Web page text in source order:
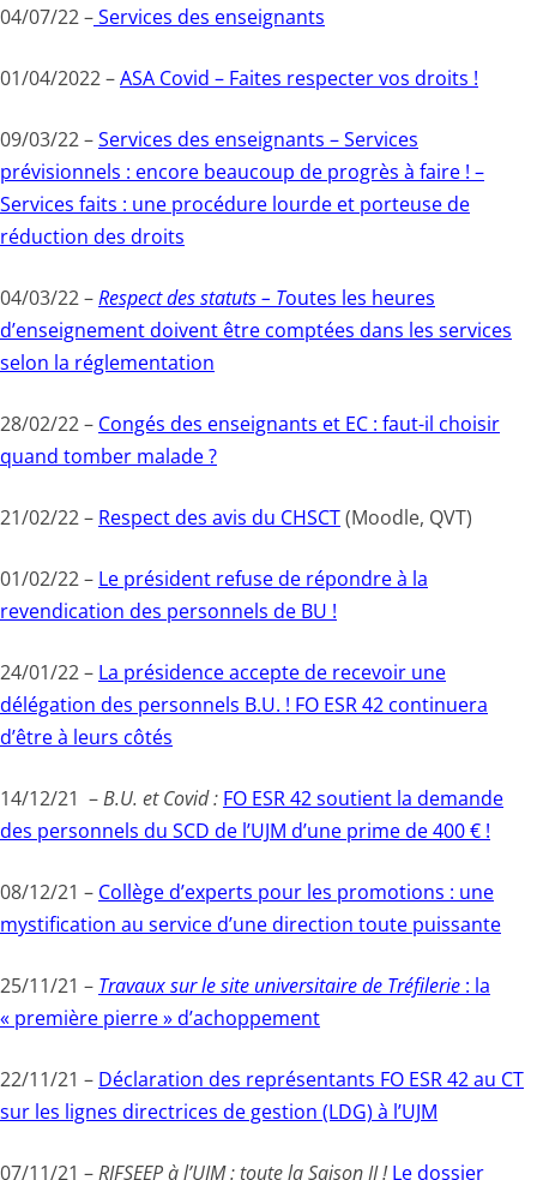
04/07/22 –Services des enseignants
01/04/2022 –ASA Covid – Faites respecter vos droits !
09/03/22 –Services des enseignants – Services
prévisionnels : encore beaucoup de progrès à faire ! –
Services faits : une procédure lourde et porteuse de
réduction des droits
04/03/22 –Respect des statuts – Toutes les heures
d’enseignement doivent être comptées dans les services
selon la réglementation
28/02/22 – Congés des enseignants et EC : faut-il choisir
quand tomber malade ?
21/02/22 – Respect des avis du CHSCT(Moodle, QVT)
01/02/22 – Le président refuse de répondre à la
revendication des personnels de BU !
24/01/22 – La présidence accepte de recevoir une
délégation des personnels B.U. ! FO ESR 42 continuera
d’être à leurs côtés
14/12/21 –B.U. et Covid : FO ESR 42 soutient la demande
des personnels du SCD de l’UJM d’une prime de 400 € !
08/12/21 – Collège d’experts pour les promotions : une
mystification au service d’une direction toute puissante
25/11/21 – Travaux sur le site universitaire de Tréfilerie : la
« première pierre » d’achoppement
22/11/21 – Déclaration des représentants FO ESR 42 au CT
sur les lignes directrices de gestion (LDG) à l’UJM
07/11/21 –RIFSEEP à l’UJM : toute la Saison II ! Le dossier